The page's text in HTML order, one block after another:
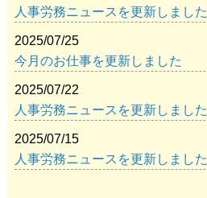
人事労務ニュースを更新しました
2025/07/25
今月のお仕事を更新しました
2025/07/22
人事労務ニュースを更新しました
2025/07/15
人事労務ニュースを更新しました